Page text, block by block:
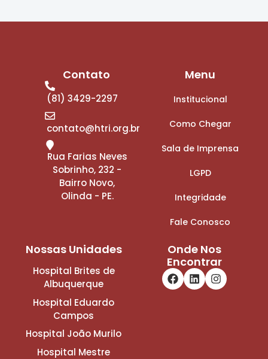
Contato
(81) 3429-2297
contato@htri.org.br
Rua Farias Neves
Sobrinho, 232 -
Bairro Novo,
Olinda - PE.
Menu
Institucional
Como Chegar
Sala de Imprensa
LGPD
Integridade
Fale Conosco
Nossas Unidades
Hospital Brites de
Albuquerque
Hospital Eduardo
Campos
Hospital João Murilo
Hospital Mestre
Onde Nos
Encontrar